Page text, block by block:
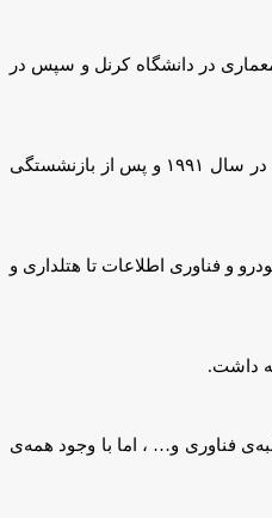
معماری در دانشگاه کرنل و سپس در
راتان تاتا فعالیت خود را در گروه تاتا در سال ۱۹۶۱ و از پایین‌ترین سطوح آغاز کرد. او تجربه در بخش‌های مختلف این مجموعه از جمله کارخانه تولید فولاد تاتا را در کارنامه خود دارد. در سال ۱۹۹۱ و پس از بازنشستگی
و فناوری اطلاعات تا هتلداری و
داشت.
فناوری و… ، اما با وجود همه‌ی